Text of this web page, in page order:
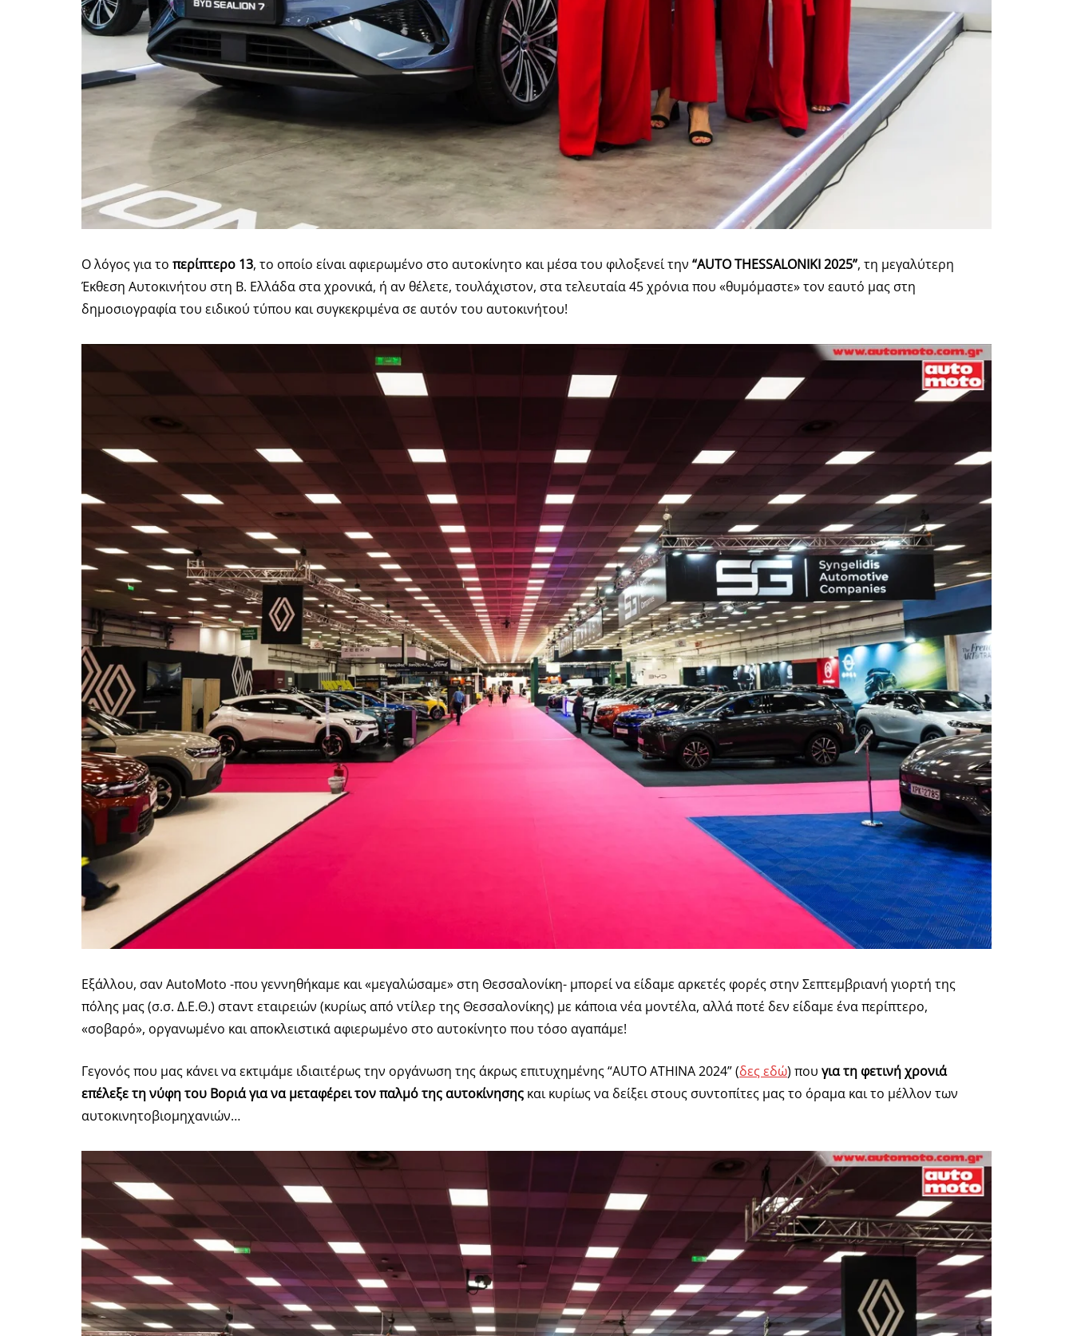
Ο λόγος για το περίπτερο 13, το οποίο είναι αφιερωμένο στο αυτοκίνητο και μέσα του φιλοξενεί την “AUTO THESSALONIKI 2025”, τη μεγαλύτερη
Έκθεση Αυτοκινήτου στη Β. Ελλάδα στα χρονικά, ή αν θέλετε, τουλάχιστον, στα τελευταία 45 χρόνια που «θυμόμαστε» τον εαυτό μας στη
δημοσιογραφία του ειδικού τύπου και συγκεκριμένα σε αυτόν του αυτοκινήτου!
Εξάλλου, σαν AutoMoto -που γεννηθήκαμε και «μεγαλώσαμε» στη Θεσσαλονίκη- μπορεί να είδαμε αρκετές φορές στην Σεπτεμβριανή γιορτή της
πόλης μας (σ.σ. Δ.Ε.Θ.) σταντ εταιρειών (κυρίως από ντίλερ της Θεσσαλονίκης) με κάποια νέα μοντέλα, αλλά ποτέ δεν είδαμε ένα περίπτερο,
«σοβαρό», οργανωμένο και αποκλειστικά αφιερωμένο στο αυτοκίνητο που τόσο αγαπάμε!
Γεγονός που μας κάνει να εκτιμάμε ιδιαιτέρως την οργάνωση της άκρως επιτυχημένης “AUTO ATHINA 2024” (δες εδώ) που για τη φετινή χρονιά
επέλεξε τη νύφη του Βοριά για να μεταφέρει τον παλμό της αυτοκίνησης και κυρίως να δείξει στους συντοπίτες μας το όραμα και το μέλλον των
αυτοκινητοβιομηχανιών…